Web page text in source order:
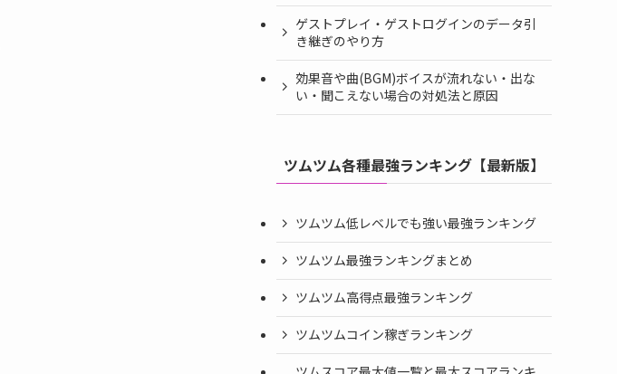
ゲストプレイ・ゲストログインのデータ引
き継ぎのやり方
効果音や曲(BGM)ボイスが流れない・出な
い・聞こえない場合の対処法と原因
ツムツム各種最強ランキング【最新版】
ツムツム低レベルでも強い最強ランキング
ツムツム最強ランキングまとめ
ツムツム高得点最強ランキング
ツムツムコイン稼ぎランキング